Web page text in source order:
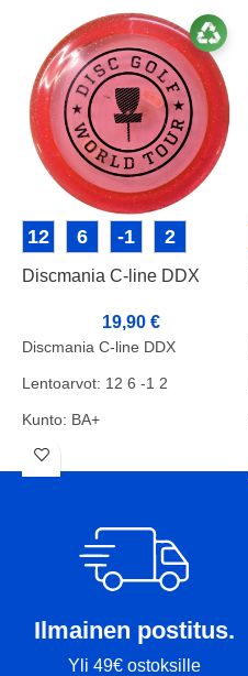
12 6 -1 2
Discmania C-line DDX
19,90 €
Discmania C-line DDX
Lentoarvot: 12 6 -1 2
Kunto: BA+
Paino: 174g
Ilmainen postitus.
Yli 49€ ostoksille